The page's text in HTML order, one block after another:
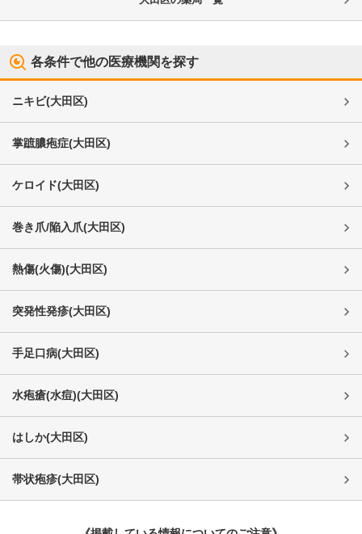
各条件で他の医療機関を探す
ニキビ(大田区)
掌蹠膿疱症(大田区)
ケロイド(大田区)
巻き爪/陥入爪(大田区)
熱傷(火傷)(大田区)
突発性発疹(大田区)
手足口病(大田区)
水疱瘡(水痘)(大田区)
はしか(大田区)
帯状疱疹(大田区)